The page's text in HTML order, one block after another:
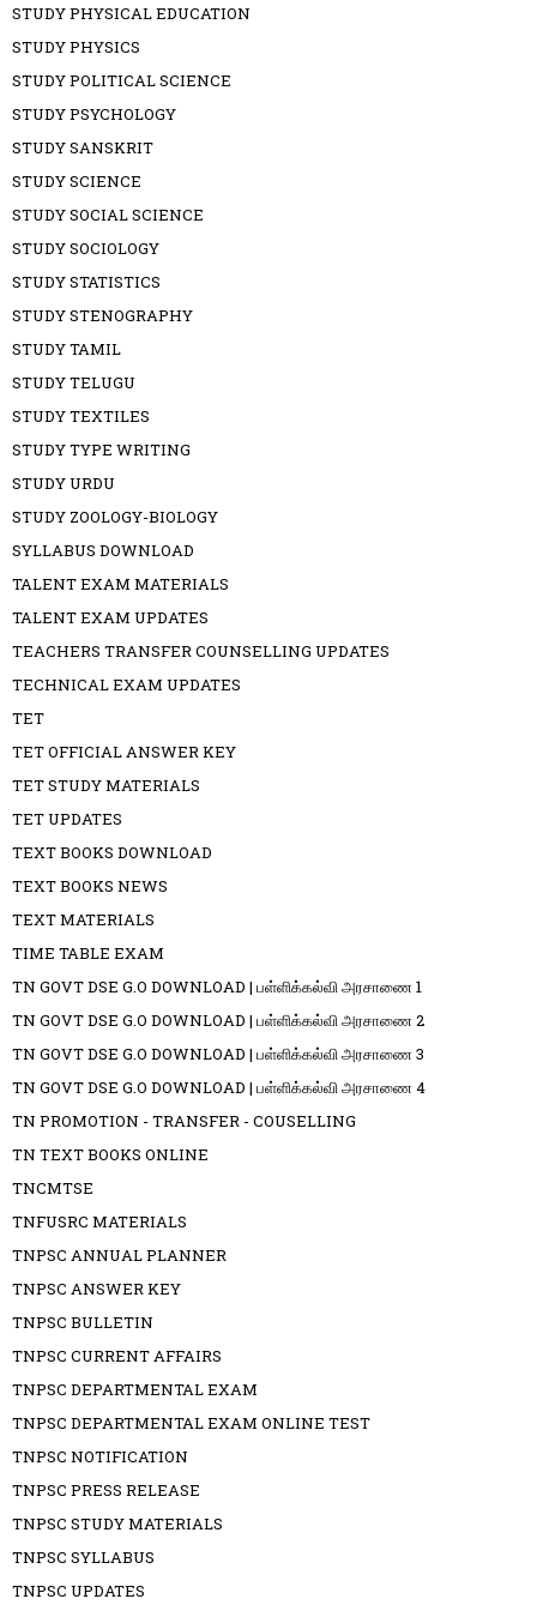
STUDY PHYSICAL EDUCATION
STUDY PHYSICS
STUDY POLITICAL SCIENCE
STUDY PSYCHOLOGY
STUDY SANSKRIT
STUDY SCIENCE
STUDY SOCIAL SCIENCE
STUDY SOCIOLOGY
STUDY STATISTICS
STUDY STENOGRAPHY
STUDY TAMIL
STUDY TELUGU
STUDY TEXTILES
STUDY TYPE WRITING
STUDY URDU
STUDY ZOOLOGY-BIOLOGY
SYLLABUS DOWNLOAD
TALENT EXAM MATERIALS
TALENT EXAM UPDATES
TEACHERS TRANSFER COUNSELLING UPDATES
TECHNICAL EXAM UPDATES
TET
TET OFFICIAL ANSWER KEY
TET STUDY MATERIALS
TET UPDATES
TEXT BOOKS DOWNLOAD
TEXT BOOKS NEWS
TEXT MATERIALS
TIME TABLE EXAM
TN GOVT DSE G.O DOWNLOAD | பள்ளிக்கல்வி அரசாணை 1
TN GOVT DSE G.O DOWNLOAD | பள்ளிக்கல்வி அரசாணை 2
TN GOVT DSE G.O DOWNLOAD | பள்ளிக்கல்வி அரசாணை 3
TN GOVT DSE G.O DOWNLOAD | பள்ளிக்கல்வி அரசாணை 4
TN PROMOTION - TRANSFER - COUSELLING
TN TEXT BOOKS ONLINE
TNCMTSE
TNFUSRC MATERIALS
TNPSC ANNUAL PLANNER
TNPSC ANSWER KEY
TNPSC BULLETIN
TNPSC CURRENT AFFAIRS
TNPSC DEPARTMENTAL EXAM
TNPSC DEPARTMENTAL EXAM ONLINE TEST
TNPSC NOTIFICATION
TNPSC PRESS RELEASE
TNPSC STUDY MATERIALS
TNPSC SYLLABUS
TNPSC UPDATES